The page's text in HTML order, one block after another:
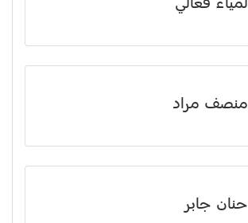
لمياء فغالي
منصف مراد
حنان جابر